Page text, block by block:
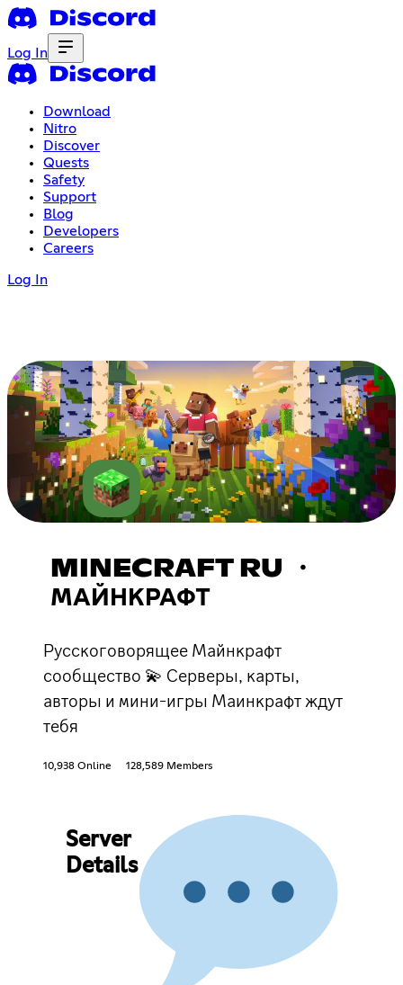
Log In
Download
Nitro
Discover
Quests
Safety
Support
Blog
Developers
Careers
Log In
MINECRAFT RU ・
МАЙНКРАФТ
Русскоговорящее Майнкрафт
сообщество 💫 Серверы, карты,
авторы и мини-игры Маинкрафт ждут
тебя
10,938 Online 128,589 Members
Server
Details